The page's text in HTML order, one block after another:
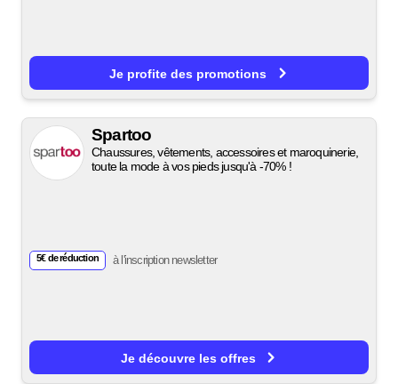
Je profite des promotions
Spartoo
Chaussures, vêtements, accessoires et maroquinerie,
toute la mode à vos pieds jusqu'à -70% !
5€ de réduction à l'inscription newsletter
Je découvre les offres